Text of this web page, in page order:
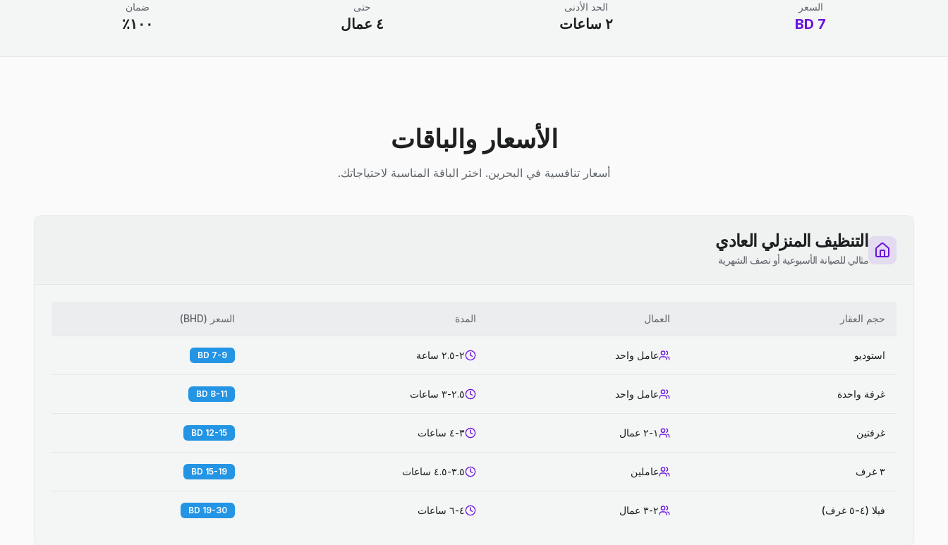
السعر
7 BD
الحد الأدنى
٢ ساعات
حتى
٤ عمال
ضمان
١٠٠٪
الأسعار والباقات
أسعار تنافسية في البحرين. اختر الباقة المناسبة لاحتياجاتك.
التنظيف المنزلي العادي
مثالي للصيانة الأسبوعية أو نصف الشهرية
حجم العقار العمال المدة السعر (
BHD
)
استوديو عامل واحد ٢-٢.٥ ساعة 7-9 BD
غرفة واحدة عامل واحد ٢.٥-٣ ساعات 8-11 BD
غرفتين ١-٢ عمال ٣-٤ ساعات 12-15 BD
٣ غرف عاملين ٣.٥-٤.٥ ساعات 15-19 BD
فيلا (٤-٥ غرف) ٢-٣ عمال ٤-٦ ساعات 19-30 BD